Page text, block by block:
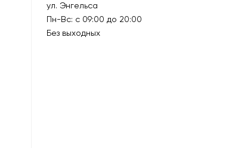
ул. Энгельса
Пн-Вс: с 09:00 до 20:00
Без выходных